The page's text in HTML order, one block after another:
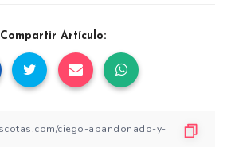
Compartir Artículo: